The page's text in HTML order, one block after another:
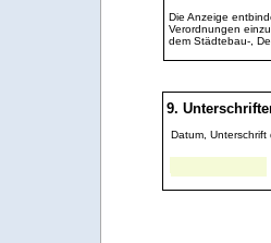
Die Anzeige
Verordnungen
dem Städtebau-,
9.
Datum,